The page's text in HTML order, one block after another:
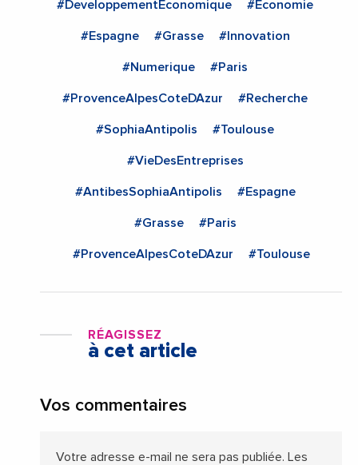
#DeveloppementEconomique #Economie
#Espagne #Grasse #Innovation
#Numerique #Paris
#ProvenceAlpesCoteDAzur #Recherche
#SophiaAntipolis #Toulouse
#VieDesEntreprises
#AntibesSophiaAntipolis #Espagne
#Grasse #Paris
#ProvenceAlpesCoteDAzur #Toulouse
RÉAGISSEZ
à cet article
Vos commentaires
Votre adresse e-mail ne sera pas publiée. Les